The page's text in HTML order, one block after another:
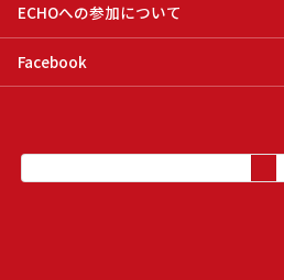
ECHOへの参加について
Facebook